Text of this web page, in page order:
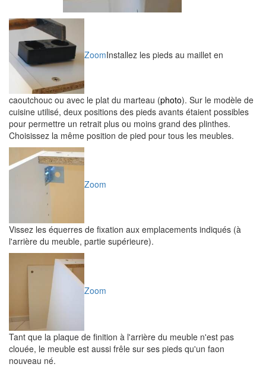
ZoomInstallez les pieds au maillet en
caoutchouc ou avec le plat du marteau (photo). Sur le modèle de
cuisine utilisé, deux positions des pieds avants étaient possibles
pour permettre un retrait plus ou moins grand des plinthes.
Choisissez la même position de pied pour tous les meubles.
Zoom
Vissez les équerres de fixation aux emplacements indiqués (à
l'arrière du meuble, partie supérieure).
Zoom
Tant que la plaque de finition à l'arrière du meuble n'est pas
clouée, le meuble est aussi frêle sur ses pieds qu'un faon
nouveau né.